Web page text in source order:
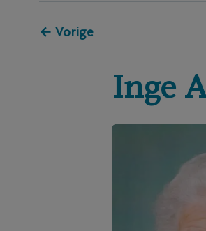
← Vorige
Inge